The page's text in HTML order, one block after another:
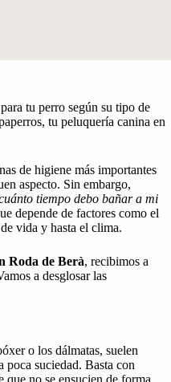
tu perro según su tipo de
tu peluquería canina en
de higiene más importantes
aspecto. Sin embargo,
tiempo debo bañar a mi
depende de factores como el
vida y hasta el clima.
Roda de Berà, recibimos a
a desglosar las
o los dálmatas, suelen
poca suciedad. Basta con
que no se ensucien de forma